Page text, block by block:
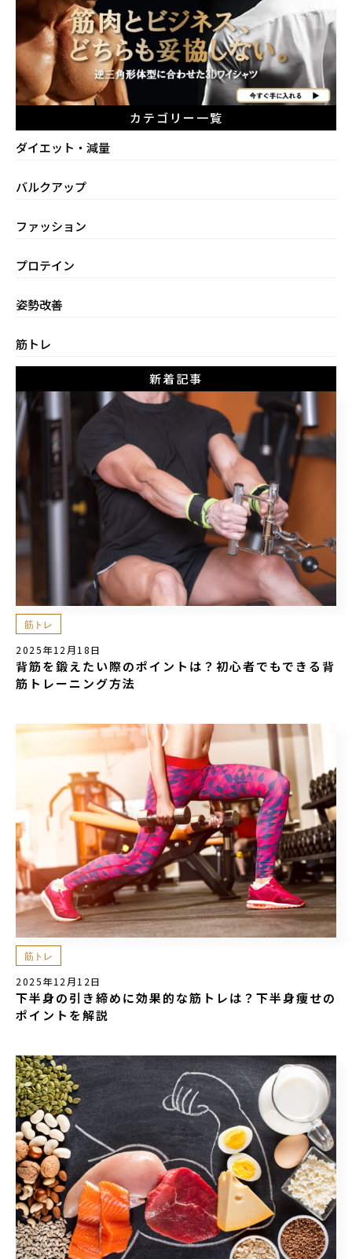
カテゴリー一覧
ダイエット・減量
バルクアップ
ファッション
プロテイン
姿勢改善
筋トレ
新着記事
筋トレ
2025年12月18日
背筋を鍛えたい際のポイントは？初心者でもできる背
筋トレーニング方法
筋トレ
2025年12月12日
下半身の引き締めに効果的な筋トレは？下半身痩せの
ポイントを解説